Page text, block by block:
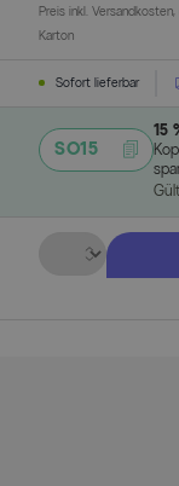
Preis inkl.
Karton
Sofort lieferbar
SO15
15
Menge